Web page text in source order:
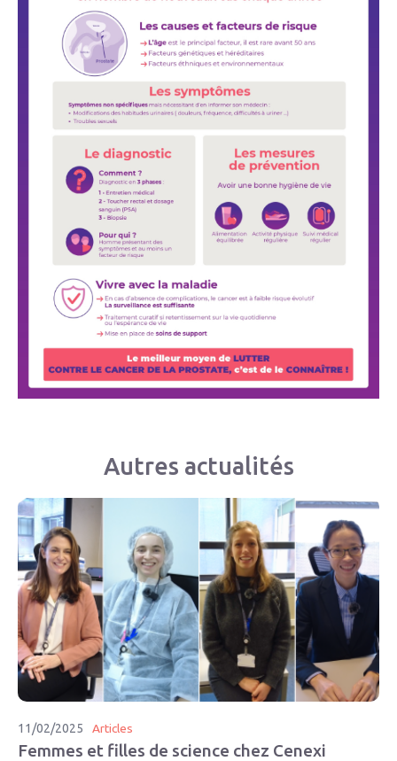
Autres actualités
11/02/2025 Articles
Femmes et filles de science chez Cenexi